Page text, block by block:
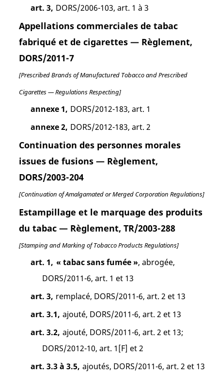
art. 3, DORS/2006-103, art. 1 à 3
Appellations commerciales de tabac
fabriqué et de cigarettes — Règlement,
DORS/2011-7
[Prescribed Brands of Manufactured Tobacco and Prescribed
Cigarettes — Regulations Respecting]
annexe 1, DORS/2012-183, art. 1
annexe 2, DORS/2012-183, art. 2
Continuation des personnes morales
issues de fusions — Règlement,
DORS/2003-204
[Continuation of Amalgamated or Merged Corporation Regulations]
Estampillage et le marquage des produits
du tabac — Règlement, TR/2003-288
[Stamping and Marking of Tobacco Products Regulations]
art. 1, « tabac sans fumée », abrogée,
DORS/2011-6, art. 1 et 13
art. 3, remplacé, DORS/2011-6, art. 2 et 13
art. 3.1, ajouté, DORS/2011-6, art. 2 et 13
art. 3.2, ajouté, DORS/2011-6, art. 2 et 13;
DORS/2012-10, art. 1[F] et 2
art. 3.3 à 3.5, ajoutés, DORS/2011-6, art. 2 et 13